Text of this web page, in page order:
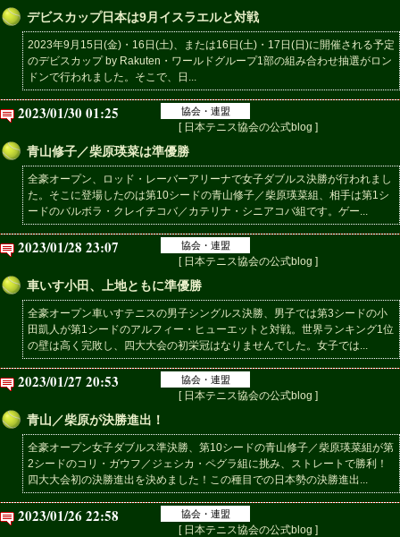
デビスカップ日本は9月イスラエルと対戦
2023年9月15日(金)・16日(土)、または16日(土)・17日(日)に開催される予定
のデビスカップ by Rakuten・ワールドグループ1部の組み合わせ抽選がロン
ドンで行われました。そこで、日...
2023/01/30 01:25 協会・連盟
[ 日本テニス協会の公式blog ]
青山修子／柴原瑛菜は準優勝
全豪オープン、ロッド・レーバーアリーナで女子ダブルス決勝が行われまし
た。そこに登場したのは第10シードの青山修子／柴原瑛菜組、相手は第1シ
ードのバルボラ・クレイチコバ／カテリナ・シニアコバ組です。ゲー...
2023/01/28 23:07 協会・連盟
[ 日本テニス協会の公式blog ]
車いす小田、上地ともに準優勝
全豪オープン車いすテニスの男子シングルス決勝、男子では第3シードの小
田凱人が第1シードのアルフィー・ヒューエットと対戦。世界ランキング1位
の壁は高く完敗し、四大大会の初栄冠はなりませんでした。女子では...
2023/01/27 20:53 協会・連盟
[ 日本テニス協会の公式blog ]
青山／柴原が決勝進出！
全豪オープン女子ダブルス準決勝、第10シードの青山修子／柴原瑛菜組が第
2シードのコリ・ガウフ／ジェシカ・ペグラ組に挑み、ストレートで勝利！
四大大会初の決勝進出を決めました！この種目での日本勢の決勝進出...
2023/01/26 22:58 協会・連盟
[ 日本テニス協会の公式blog ]